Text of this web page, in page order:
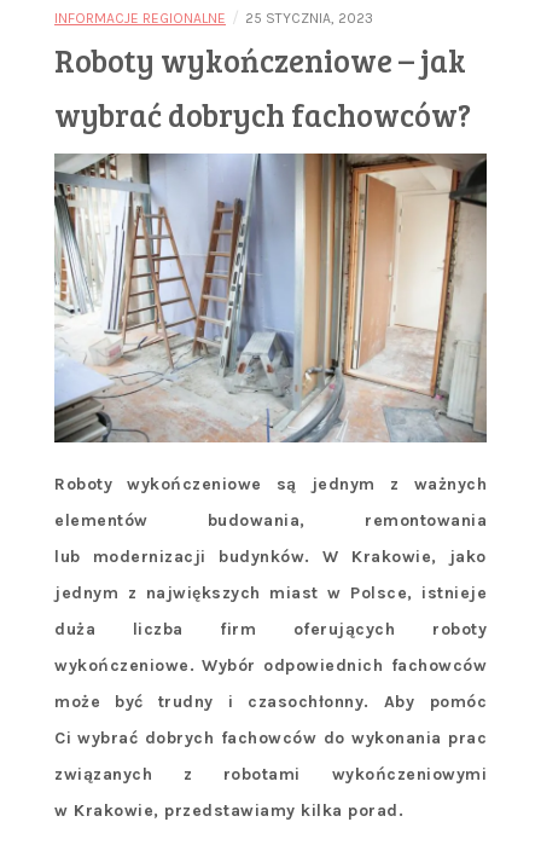
INFORMACJE REGIONALNE / 25 STYCZNIA, 2023
Roboty wykończeniowe – jak
wybrać dobrych fachowców?
Roboty wykończeniowe są jednym z ważnych
elementów budowania, remontowania
lub modernizacji budynków. W Krakowie, jako
jednym z największych miast w Polsce, istnieje
duża liczba firm oferujących roboty
wykończeniowe. Wybór odpowiednich fachowców
może być trudny i czasochłonny. Aby pomóc
Ci wybrać dobrych fachowców do wykonania prac
związanych z robotami wykończeniowymi
w Krakowie, przedstawiamy kilka porad.